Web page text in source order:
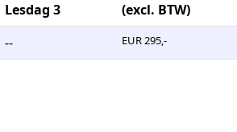
Lesdag 3
(excl. BTW)
-- EUR 295,-